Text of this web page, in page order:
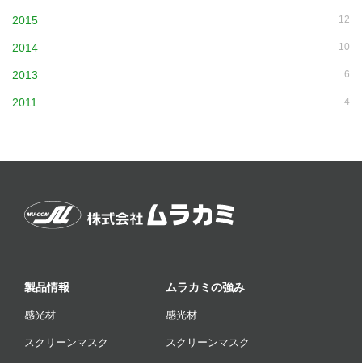
2015 12
2014 10
2013 6
2011 4
製品情報
感光材
スクリーンマスク
ムラカミの強み
感光材
スクリーンマスク